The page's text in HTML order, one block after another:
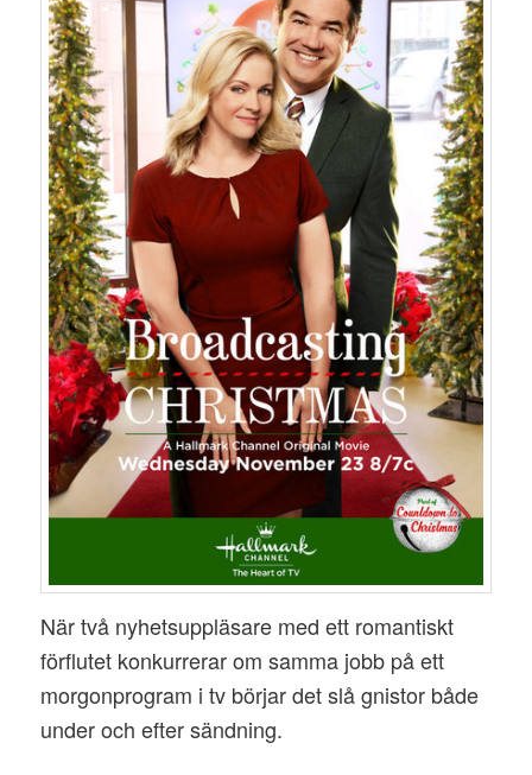
När två nyhetsuppläsare med ett romantiskt
förflutet konkurrerar om samma jobb på ett
morgonprogram i tv börjar det slå gnistor både
under och efter sändning.